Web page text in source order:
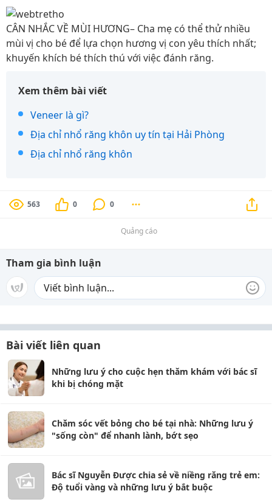
CÂN NHẮC VỀ MÙI HƯƠNG– Cha mẹ có thể thử nhiều
mùi vị cho bé để lựa chọn hương vị con yêu thích nhất;
khuyến khích bé thích thú với việc đánh răng.
Xem thêm bài viết
Veneer là gì?
Địa chỉ nhổ răng khôn uy tín tại Hải Phòng
Địa chỉ nhổ răng khôn
563 0 0
Quảng cáo
Tham gia bình luận
Bài viết liên quan
Những lưu ý cho cuộc hẹn thăm khám với bác sĩ
khi bị chóng mặt
Chăm sóc vết bỏng cho bé tại nhà: Những lưu ý
"sống còn" để nhanh lành, bớt sẹo
Bác sĩ Nguyễn Được chia sẻ về niềng răng trẻ em:
Độ tuổi vàng và những lưu ý bắt buộc